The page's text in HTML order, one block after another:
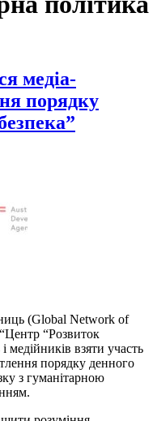
медіа-
порядку
(Global Network of
“Розвиток
медійників взяти участь
порядку денного
з гуманітарною